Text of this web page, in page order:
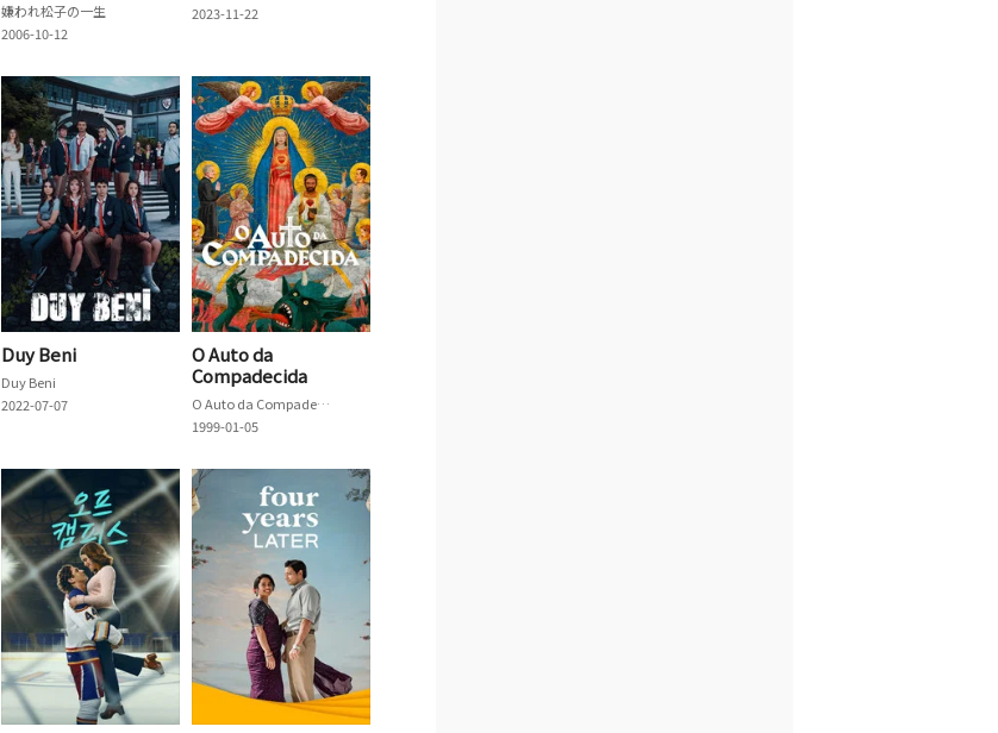
嫌われ松子の一生
2006-10-12
2023-11-22
Duy Beni
Duy Beni
2022-07-07
O Auto da
Compadecida
O Auto da Compadecida
1999-01-05